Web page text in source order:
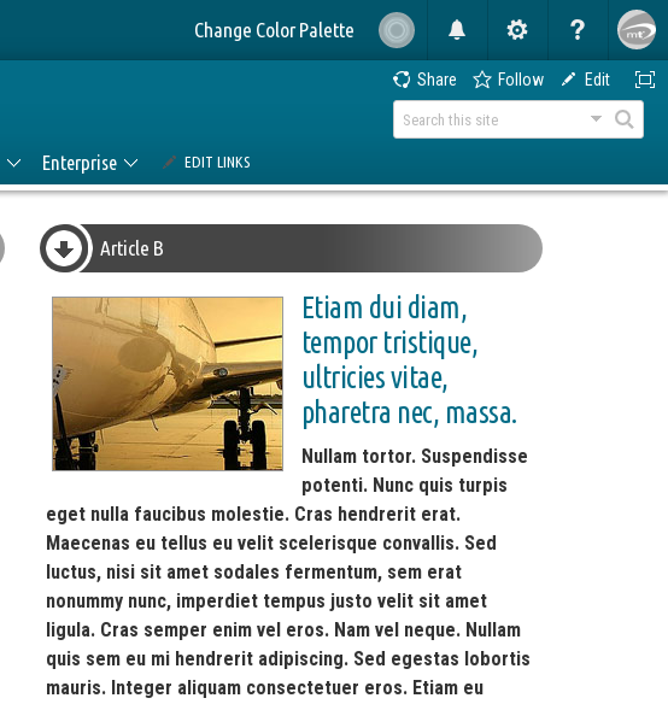
Change Color Palette
Share Follow Edit
Enterprise EDIT LINKS
Article B
Etiam dui diam,
tempor tristique,
ultricies vitae,
pharetra nec, massa.
Nullam tortor. Suspendisse
potenti. Nunc quis turpis
eget nulla faucibus molestie. Cras hendrerit erat.
Maecenas eu tellus eu velit scelerisque convallis. Sed
luctus, nisi sit amet sodales fermentum, sem erat
nonummy nunc, imperdiet tempus justo velit sit amet
ligula. Cras semper enim vel eros. Nam vel neque. Nullam
quis sem eu mi hendrerit adipiscing. Sed egestas lobortis
mauris. Integer aliquam consectetuer eros. Etiam eu